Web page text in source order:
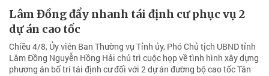
Lâm Đồng đẩy nhanh tái định cư phục vụ 2
dự án cao tốc
Chiều 4/8, Ủy viên Ban Thường vụ Tỉnh ủy, Phó Chủ tịch UBND tỉnh
Lâm Đồng Nguyễn Hồng Hải chủ trì cuộc họp về tình hình xây dựng
phương án bố trí tái định cư đối với 2 dự án đường bộ cao tốc Tân